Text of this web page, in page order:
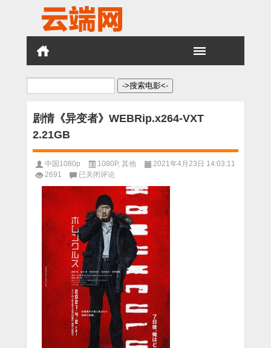
搜
剧情《异变者》WEBRip.x264-VXT
2.21GB
中国1080p 1080P, 其他
2021年4月23日 14:03:11
2691
剧
情
者》
WEBRip.x264-
VXT
2.21GB
已关闭评论